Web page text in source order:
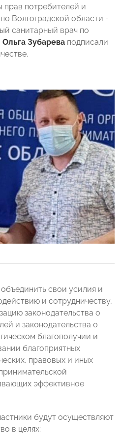
прав потребителей и
Волгоградской области -
санитарный врач по
Ольга Зубарева подписали
свои усилия и
и сотрудничеству,
законодательства о
и законодательства о
благополучии и
благоприятных
правовых и иных
эффективное
будут осуществляют
в целях: